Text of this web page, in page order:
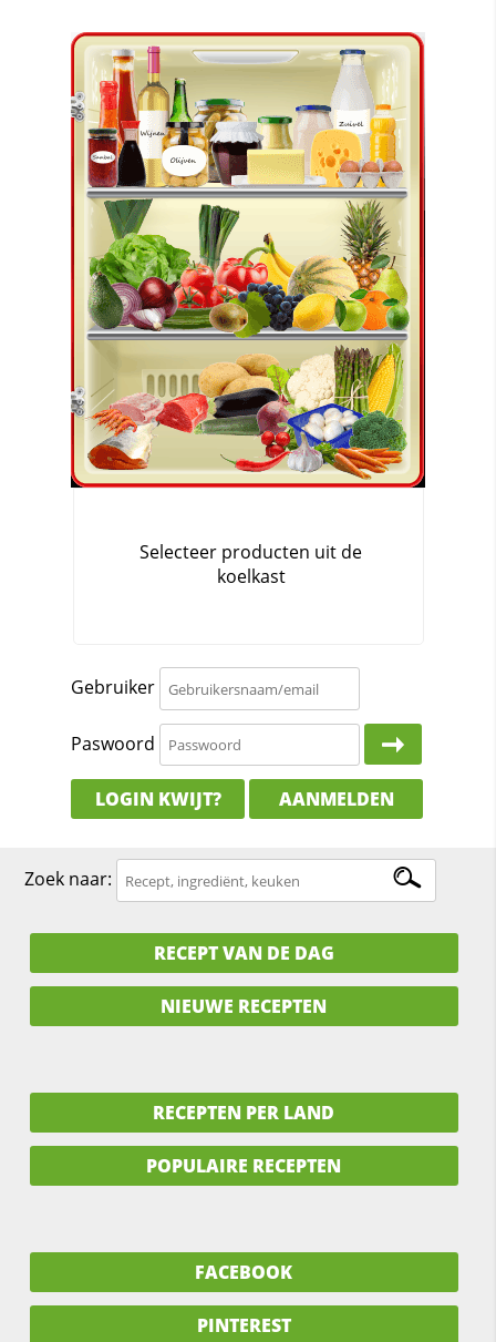
Gebruiker
Paswoord
LOGIN KWIJT? AANMELDEN
Zoek naar:
RECEPT VAN DE DAG
NIEUWE RECEPTEN
RECEPTEN PER LAND
POPULAIRE RECEPTEN
FACEBOOK
PINTEREST